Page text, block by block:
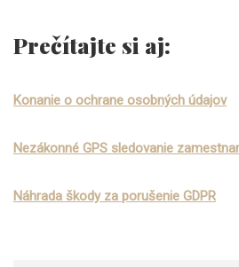
Prečítajte si aj:
Konanie o ochrane osobných údajov
Nezákonné GPS sledovanie
Náhrada škody za porušenie GDPR